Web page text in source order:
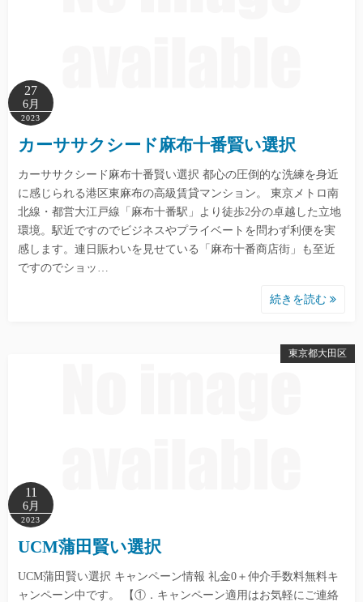
27
6月
2023
カーササクシード麻布十番賢い選択
カーササクシード麻布十番賢い選択 都心の圧倒的な洗練を身近
に感じられる港区東麻布の高級賃貸マンション。 東京メトロ南
北線・都営大江戸線「麻布十番駅」より徒歩2分の卓越した立地
環境。駅近ですのでビジネスやプライベートを問わず利便を実
感します。連日賑わいを見せている「麻布十番商店街」も至近
ですのでショッ…
続きを読む
東京都大田区
11
6月
2023
UCM蒲田賢い選択
UCM蒲田賢い選択 キャンペーン情報 礼金0＋仲介手数料無料キ
ャンペーン中です。 【①．キャンペーン適用はお気軽にご連絡